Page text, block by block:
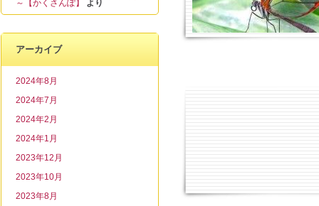
～【かくさんぽ】
より
アーカイブ
2024年8月
2024年7月
2024年2月
2024年1月
2023年12月
2023年10月
2023年8月